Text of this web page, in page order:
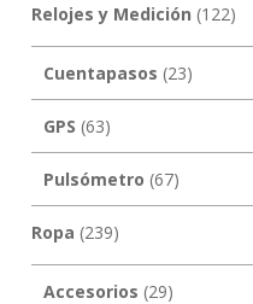
Relojes y Medición (122)
Cuentapasos (23)
GPS (63)
Pulsómetro (67)
Ropa (239)
Accesorios (29)